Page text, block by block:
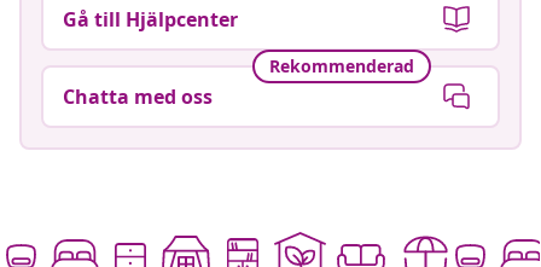
Gå till Hjälpcenter
Rekommenderad
Chatta med oss